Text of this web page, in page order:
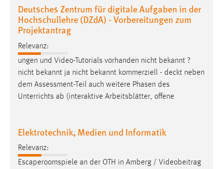
Deutsches Zentrum für digitale Aufgaben in der
Hochschullehre (DZdA) - Vorbereitungen zum
Projektantrag
Relevanz:
ungen und Video-Tutorials vorhanden nicht bekannt ?
nicht bekannt ja nicht bekannt kommerziell - deckt neben
dem Assessment-Teil auch weitere Phasen des
Unterrichts ab (interaktive Arbeitsblätter, offene
Elektrotechnik, Medien und Informatik
Relevanz:
Escaperoomspiele an der OTH in Amberg / Videobeitrag
Chat
Name:
MibewSessionID, MIBEW_UserID, mibew_locale, mibew-
chat-frame-style-5e9dbeb1811c0446
Zweck:
Wird benötigt um die Chatfunktion nutzen zu können.
Cookie Laufzeit:
Login